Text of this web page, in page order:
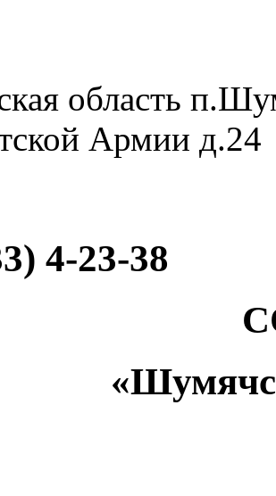
область
Армии д.24
4-23-38